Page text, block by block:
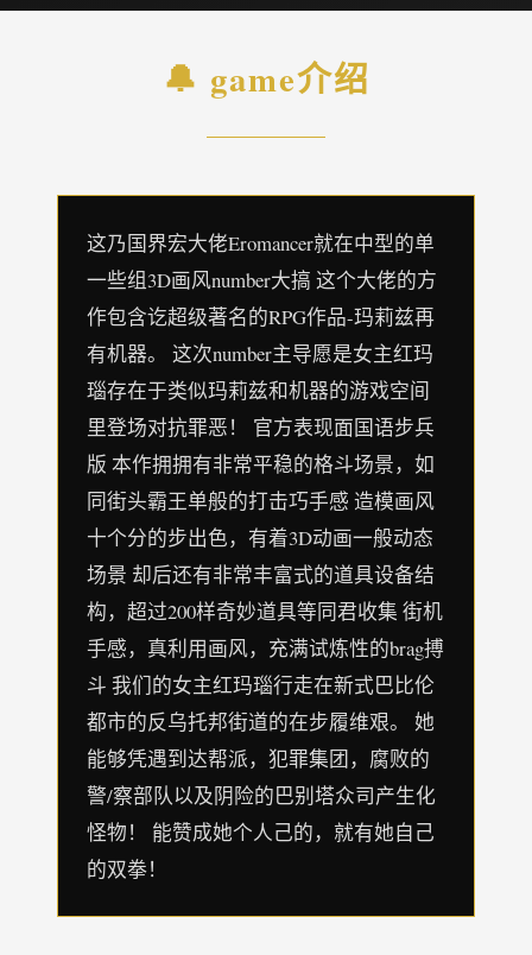
🔔 game介绍
这乃国界宏大佬Eromancer就在中型的单
一些组3D画风number大搞 这个大佬的方
作包含讫超级著名的RPG作品-玛莉兹再
有机器。 这次number主导愿是女主红玛
瑙存在于类似玛莉兹和机器的游戏空间
里登场对抗罪恶！ 官方表现面国语步兵
版 本作拥拥有非常平稳的格斗场景，如
同街头霸王单般的打击巧手感 造模画风
十个分的步出色，有着3D动画一般动态
场景 却后还有非常丰富式的道具设备结
构，超过200样奇妙道具等同君收集 街机
手感，真利用画风，充满试炼性的brag搏
斗 我们的女主红玛瑙行走在新式巴比伦
都市的反乌托邦街道的在步履维艰。 她
能够凭遇到达帮派，犯罪集团，腐败的
警/察部队以及阴险的巴别塔众司产生化
怪物！ 能赞成她个人己的，就有她自己
的双拳！